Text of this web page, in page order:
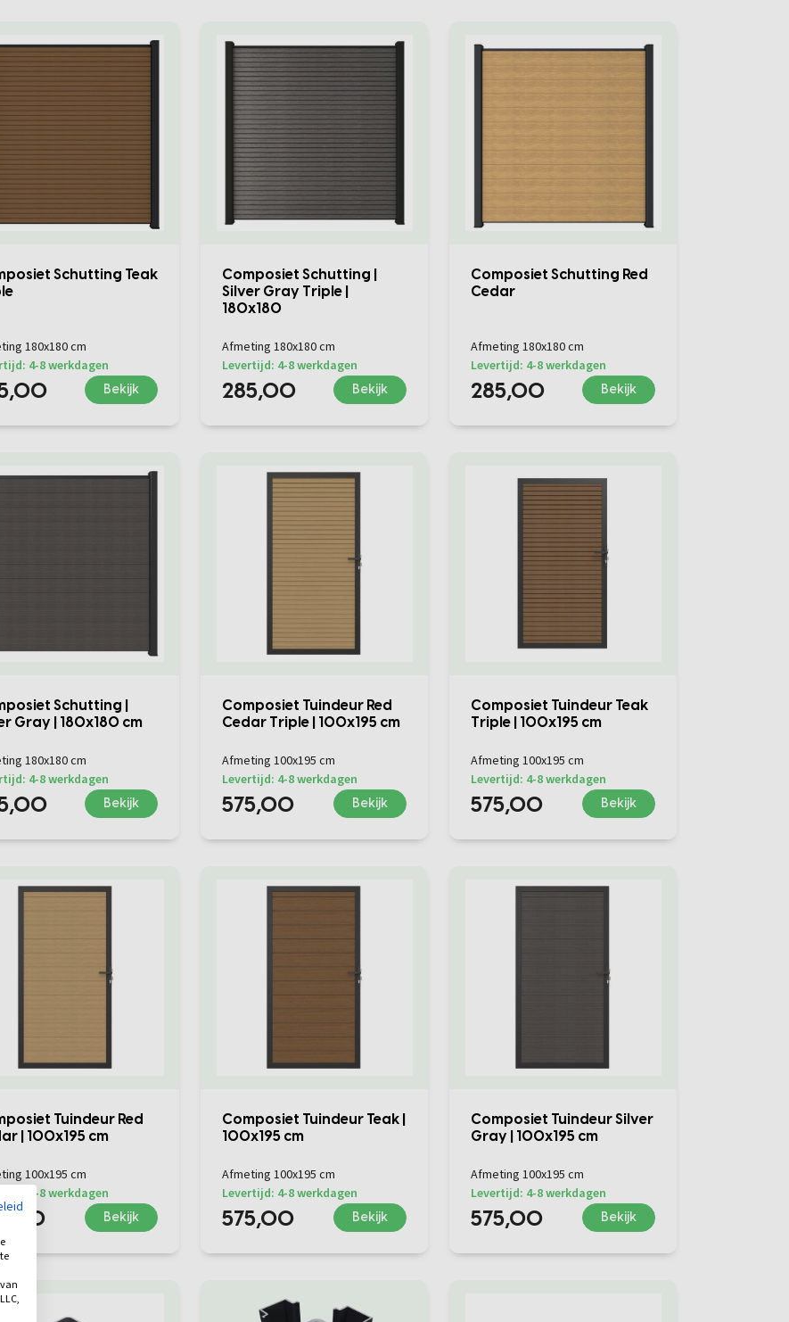
Schutting Teak
180x180 cm
4-8 werkdagen
Bekijk
Composiet Schutting |
Silver Gray Triple |
180x180
Afmeting 180x180 cm
Levertijd: 4-8 werkdagen
285,00 Bekijk
Composiet Schutting Red
Cedar
Afmeting 180x180 cm
Levertijd: 4-8 werkdagen
285,00 Bekijk
Schutting |
Gray | 180x180 cm
180x180 cm
4-8 werkdagen
Bekijk
Composiet Tuindeur Red
Cedar Triple | 100x195 cm
Afmeting 100x195 cm
Levertijd: 4-8 werkdagen
575,00 Bekijk
Composiet Tuindeur Teak
Triple | 100x195 cm
Afmeting 100x195 cm
Levertijd: 4-8 werkdagen
575,00 Bekijk
Tuindeur Red
| 100x195 cm
100x195 cm
4-8 werkdagen
Bekijk
Composiet Tuindeur Teak |
100x195 cm
Afmeting 100x195 cm
Levertijd: 4-8 werkdagen
575,00 Bekijk
Composiet Tuindeur Silver
Gray | 100x195 cm
Afmeting 100x195 cm
Levertijd: 4-8 werkdagen
575,00 Bekijk